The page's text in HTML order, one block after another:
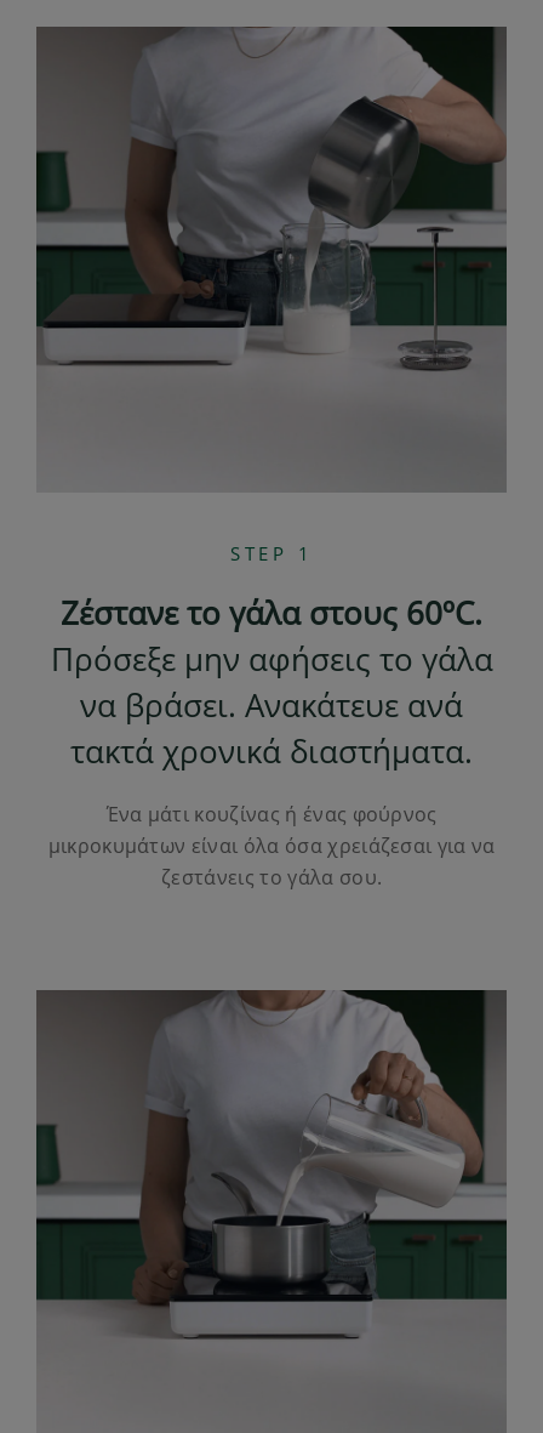
STEP 1
Ζέστανε το γάλα στους 60ºC.
Πρόσεξε μην αφήσεις το γάλα
να βράσει. Ανακάτευε ανά
τακτά χρονικά διαστήματα.
Ένα μάτι κουζίνας ή ένας φούρνος
μικροκυμάτων είναι όλα όσα χρειάζεσαι για να
ζεστάνεις το γάλα σου.